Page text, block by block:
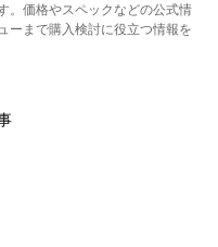
。価格やスペックなどの公式情
ーまで購入検討に役立つ情報を